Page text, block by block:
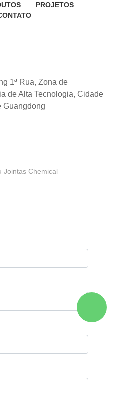
PROJETOS
1ª Rua, Zona de
de Alta Tecnologia, Cidade
Guangdong
Jointas Chemical